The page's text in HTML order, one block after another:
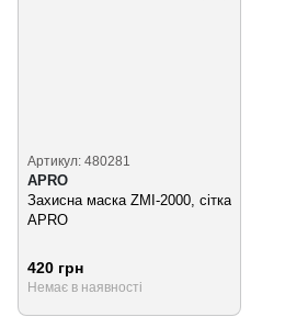
Артикул: 480281
APRO
Захисна маска ZMI-2000, сітка
APRO
420 грн
Немає в наявності